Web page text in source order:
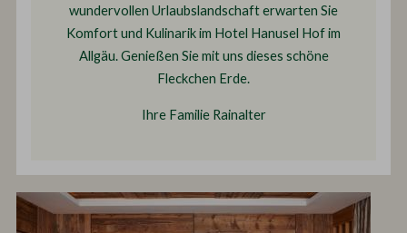
wundervollen Urlaubslandschaft erwarten Sie
Komfort und Kulinarik im Hotel Hanusel Hof im
Allgäu. Genießen Sie mit uns dieses schöne
Fleckchen Erde.
Ihre Familie Rainalter